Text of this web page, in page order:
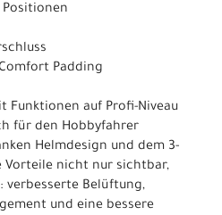
Padding
Funktionen auf Profi-Niveau
für den Hobbyfahrer
Helmdesign und dem 3-
Vorteile nicht nur sichtbar,
verbesserte Belüftung,
und eine bessere